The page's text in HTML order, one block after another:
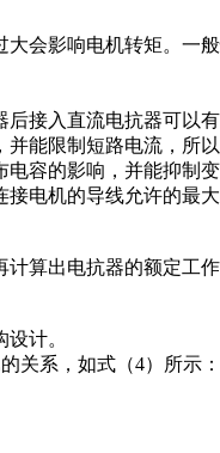
会影响电机转矩。一
接入直流电抗器可以
能限制短路电流，所
容的影响，并能抑制
电机的导线允许的最
算出电抗器的额定工
计。
关系，如式（4）所示：